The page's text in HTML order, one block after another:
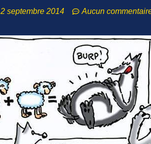
2 septembre 2014 Aucun